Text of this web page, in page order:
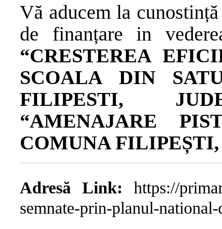
Vă aducem la
de finanțare in
“CRESTEREA
SCOALA DIN
FILIPESTI,
“AMENAJARE
COMUNA
Adresă Link: https://
semnate-prin-planul-